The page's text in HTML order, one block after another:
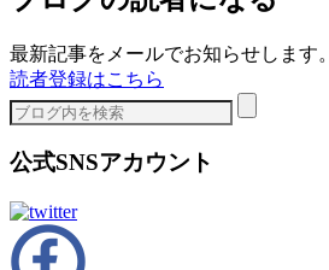
最新記事をメールでお知らせします。
読者登録はこちら
公式SNSアカウント